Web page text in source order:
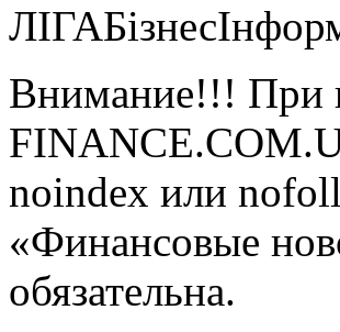
Внимание!!! При
noindex или
«Финансовые
обязательна.